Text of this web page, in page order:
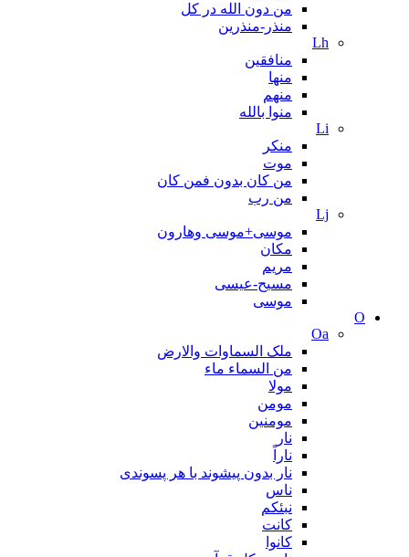
من دون الله در کل
منذر-منذرین
Lh
منافقین
منها
منهم
منوا بالله
Li
منکر
موت
من کان بدون فمن کان
من رب
Lj
موسی+موسی وهارون
مکان
مریم
مسیح-عیسی
موسی
O
Oa
ملک السماوات والارض
من السماء ماء
مولا
مومن
مومنین
نار
ناراً
نار بدون پیشوند با هر پسوندی
ناس
نبئکم
کانت
کانوا